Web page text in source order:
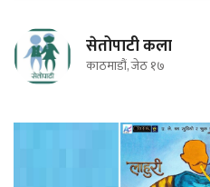
सेतोपाटी कला
काठमाडौं, जेठ १७